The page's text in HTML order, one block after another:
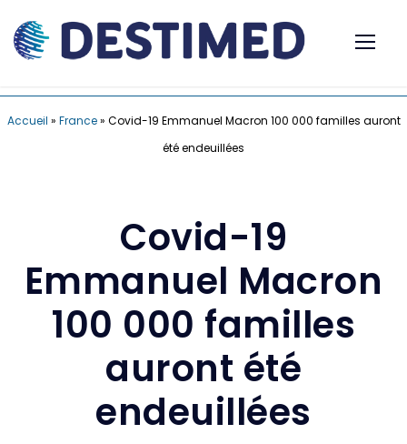
Accueil » France» Covid-19 Emmanuel Macron 100 000 familles auront
été endeuillées
Covid-19
Emmanuel Macron
100 000 familles
auront été
endeuillées